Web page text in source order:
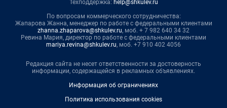
Техподдержка: help@shkulev.ru
По вопросам коммерческого сотрудничества:
Жапарова Жанна, менеджер по работе с федеральными клиентами
zhanna.zhaparova@shkulev.ru, моб. + 7 982 640 34 32
Ревина Мария, директор по работе с федеральными клиентами
mariya.revina@shkulev.ru, моб. +7 910 402 4056
Редакция сайта не несет ответственности за достоверность
информации, содержащейся в рекламных объявлениях.
Информация об ограничениях
Политика использования cookies